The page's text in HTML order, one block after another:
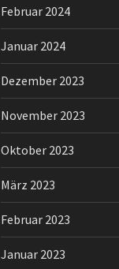
Februar 2024
Januar 2024
Dezember 2023
November 2023
Oktober 2023
März 2023
Februar 2023
Januar 2023